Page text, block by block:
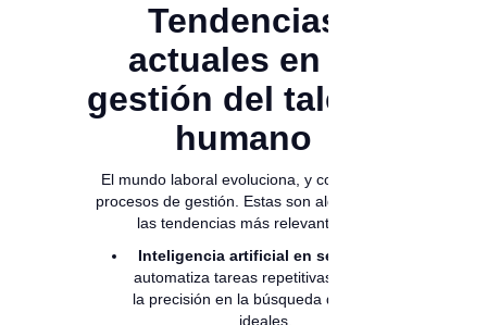
Tendencias
actuales en la
gestión del talento
humano
El mundo laboral evoluciona, y con él, los
procesos de gestión. Estas son algunas de
las tendencias más relevantes:
Inteligencia artificial en selección:
automatiza tareas repetitivas y mejora
la precisión en la búsqueda de perfiles
ideales.